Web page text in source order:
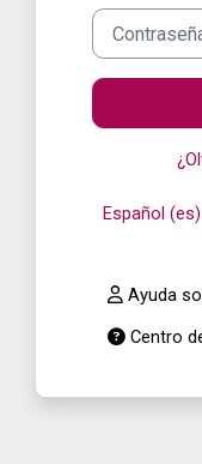
Contraseña
Español ‎(es)‎
Ayuda
Centro